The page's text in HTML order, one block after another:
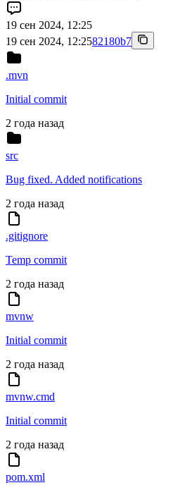
19 сен 2024, 12:25
19 сен 2024, 12:2582180b7
.mvn
Initial commit
2 года назад
src
Bug fixed. Added notifications
2 года назад
.gitignore
Temp commit
2 года назад
mvnw
Initial commit
2 года назад
mvnw.cmd
Initial commit
2 года назад
pom.xml